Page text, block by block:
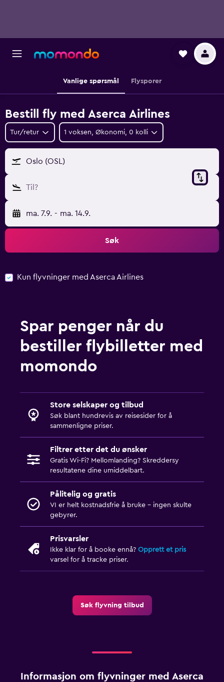
Vanlige spørsmål Flysporer
Bestill fly med Aserca Airlines
Tur/retur 1 voksen, Økonomi, 0 kolli
Oslo (OSL)
Til?
ma. 7.9. - ma. 14.9.
Søk
Kun flyvninger med Aserca Airlines
Spar penger når du
bestiller flybilletter med
momondo
Store selskaper og tilbud
Søk blant hundrevis av reisesider for å
sammenligne priser.
Filtrer etter det du ønsker
Gratis Wi-Fi? Mellomlanding? Skreddersy
resultatene dine umiddelbart.
Pålitelig og gratis
VI er helt kostnadsfrie å bruke - ingen skulte
gebyrer.
Prisvarsler
Ikke klar for å booke ennå? Opprett et pris
varsel for å tracke priser.
Søk flyvning tilbud
Informasjon om flyvninger med Aserca